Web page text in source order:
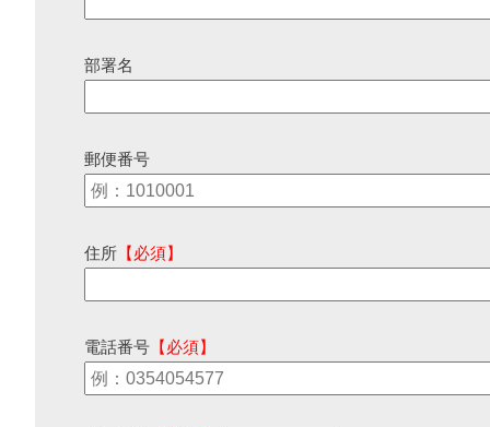
部署名
郵便番号
住所 【必須】
電話番号 【必須】